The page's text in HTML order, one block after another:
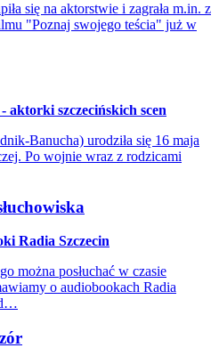
się na aktorstwie i zagrała m.in. z
"Poznaj swojego teścia" już w
szczecińskich scen
Banucha) urodziła się 16 maja
Po wojnie wraz z rodzicami
Radia Szczecin
można posłuchać w czasie
o audiobookach Radia